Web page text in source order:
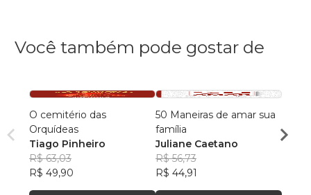
Você também pode gostar de
O cemitério das
Orquídeas
Tiago Pinheiro
R$ 63,03
R$ 49,90
50 Maneiras de amar sua
família
Juliane Caetano
R$ 56,73
R$ 44,91
Feliz
Pr